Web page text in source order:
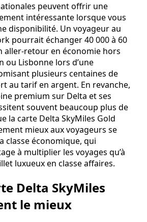
peuvent offrir une
intéressante lorsque vous
disponibilité. Un voyageur au
pourrait échanger 40 000 à 60
aller-retour en économie hors
ou Lisbonne lors d’une
plusieurs centaines de
au tarif en argent. En revanche,
premium sur Delta et ses
souvent beaucoup plus de
la carte Delta SkyMiles Gold
mieux aux voyageurs se
classe économique, qui
à multiplier les voyages qu’à
luxueux en classe affaires.
Delta SkyMiles
le mieux